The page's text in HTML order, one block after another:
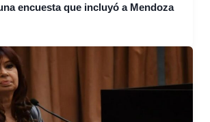
encuesta que incluyó a Mendoza